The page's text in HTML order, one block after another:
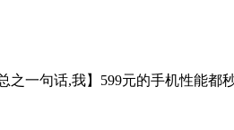
一句话,我】599元的手机性能